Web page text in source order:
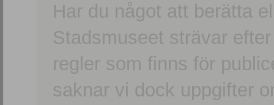
Har du något att berätta
Stadsmuseet strävar
regler som finns för
saknar vi dock uppgifter